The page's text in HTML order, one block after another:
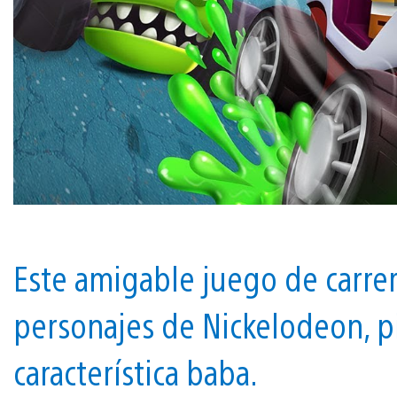
Este amigable juego de
personajes de Nickelodeon,
característica baba.